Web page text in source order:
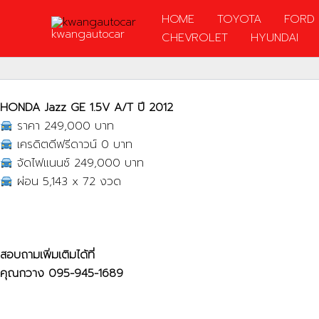
kwangautocar
HOME TOYOTA FORD
CHEVROLET
HYUNDAI
HONDA Jazz GE 1.5V A/T ปี 2012
ราคา 249,000 บาท
เครดิตดีฟรีดาวน์ 0 บาท
จัดไฟแนนซ์ 249,000 บาท
ผ่อน 5,143 x 72 งวด
สอบถามเพิ่มเติมได้ที่
คุณกวาง 095-945-1689